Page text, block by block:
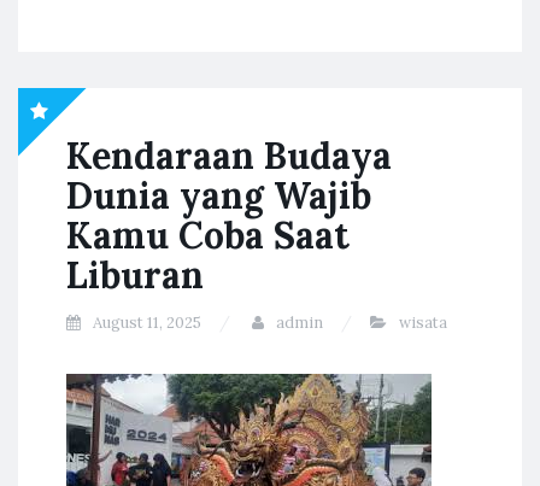
Kendaraan Budaya
Dunia yang Wajib
Kamu Coba Saat
Liburan
August 11, 2025 admin wisata